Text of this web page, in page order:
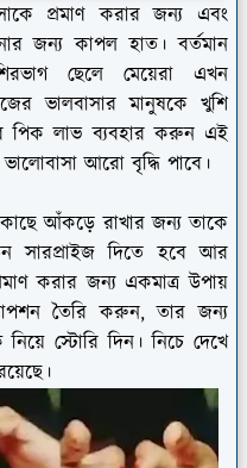
প্রমাণ করার জন্য এবং
জন্য কাপল হাত। বর্তমান
ছেলে মেয়েরা এখন
ভালবাসার মানুষকে খুশি
পিক লাভ ব্যবহার করুন এই
আরো বৃদ্ধি পাবে।
আঁকড়ে রাখার জন্য তাকে
সারপ্রাইজ দিতে হবে আর
করার জন্য একমাত্র উপায়
তৈরি করুন, তার জন্য
স্টোরি দিন। নিচে দেখে